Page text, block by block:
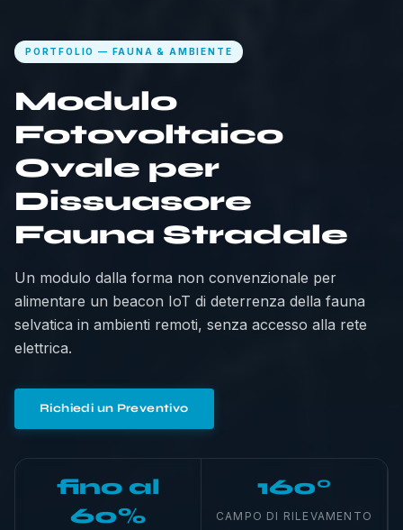
PORTFOLIO — FAUNA & AMBIENTE
Modulo
Fotovoltaico
Ovale per
Dissuasore
Fauna Stradale
Un modulo dalla forma non convenzionale per
alimentare un beacon IoT di deterrenza della fauna
selvatica in ambienti remoti, senza accesso alla rete
elettrica.
Richiedi un Preventivo
fino al
60%
160°
CAMPO DI RILEVAMENTO